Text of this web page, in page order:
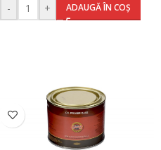
- + ADAUGĂ ÎN COȘ